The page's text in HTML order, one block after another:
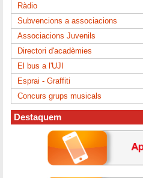
Ràdio
Subvencions a associacions
Associacions Juvenils
Directori d'acadèmies
El bus a l'UJI
Esprai - Graffiti
Concurs grups musicals
Destaquem